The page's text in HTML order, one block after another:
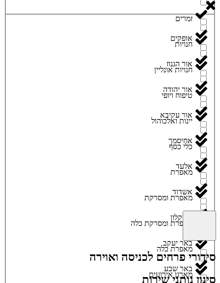
זמרים
חנויות
חנויות אונליין
טיפוח ויופי
יינות ואלכוהול
כלי כסף
מאפרת
מאפרת ומסרקת
מאפרת ומסרקת כלה
מאפרת כלה
מארגן אירועים
אופקים
אור הגנוז
אור יהודה
אור עקיבא
אחיסמך
אלעד
אשדוד
אשקלון
באר יעקב
באר שבע
סידורי פרחים לכניסה ואוירה
סינון נותני שירות